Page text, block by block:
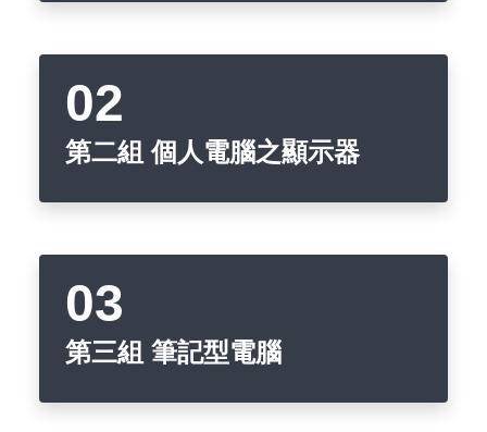
第二組 個人電腦之顯示器
第三組 筆記型電腦